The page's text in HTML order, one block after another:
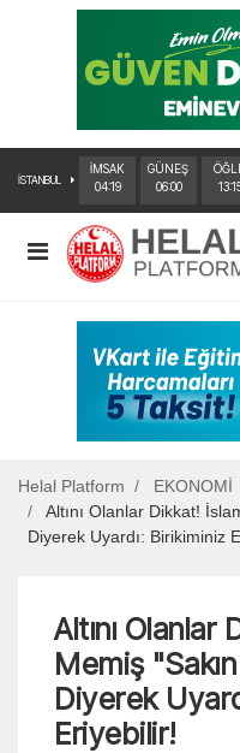
İSTANBUL
İMSAK
04:19
GÜNEŞ
06:00
Helal Platform
EKONOMİ
Altını Olanlar Dikkat!
Diyerek Uyardı: Birikiminiz
Altını Olanlar
Memiş
Diyerek
Eriyebilir!